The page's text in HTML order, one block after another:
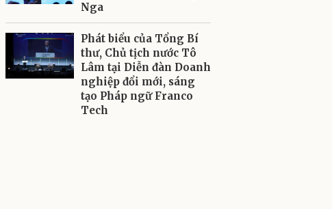
Nga
Phát biểu của Tổng Bí
thư, Chủ tịch nước Tô
Lâm tại Diễn đàn Doanh
nghiệp đổi mới, sáng
tạo Pháp ngữ Franco
Tech
Gửi